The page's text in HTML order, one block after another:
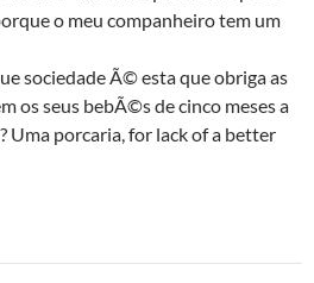
o meu companheiro tem um
sociedade Ã© esta que obriga as
os seus bebÃ©s de cinco meses a
Uma porcaria, for lack of a better